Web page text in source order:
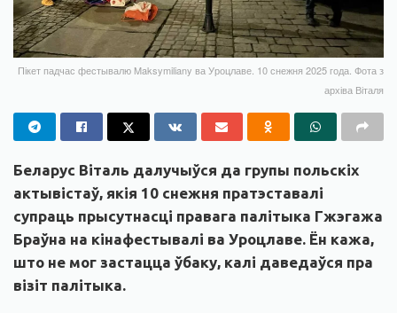
Пікет падчас фестывалю Maksymiliany ва Уроцлаве. 10 снежня 2025 года. Фота з
архіва Віталя
Беларус Віталь далучыўся да групы польскіх
актывістаў, якія 10 снежня пратэставалі
супраць прысутнасці правага палітыка Гжэгажа
Браўна на кінафестывалі ва Уроцлаве. Ён кажа,
што не мог застацца ўбаку, калі даведаўся пра
візіт палітыка.